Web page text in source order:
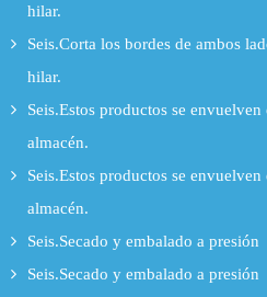
hilar.
Seis.Corta los bordes de ambos
hilar.
Seis.Estos productos se
almacén.
Seis.Estos productos se
almacén.
Seis.Secado y embalado a presión
Seis.Secado y embalado a presión